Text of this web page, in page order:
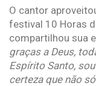
O cantor
festival 10 Horas
compartilhou sua
graças a Deus,
Espírito Santo,
certeza que não